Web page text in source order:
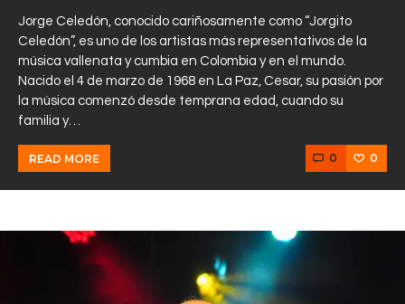
En Vivo
Descarga La APP
Programas
Noticias
Equipo
Sobre Nosotros
Jorge Celedón, conocido cariñosamente como “Jorgito
Celedón”, es uno de los artistas más representativos de la
música vallenata y cumbia en Colombia y en el mundo.
Nacido el 4 de marzo de 1968 en La Paz, Cesar, su pasión por
la música comenzó desde temprana edad, cuando su
familia y…
READ MORE 0 0